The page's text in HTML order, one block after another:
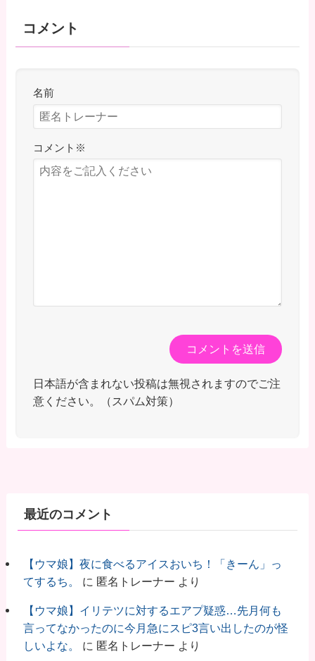
コメント
名前
コメント ※
日本語が含まれない投稿は無視されますのでご注
意ください。（スパム対策）
最近のコメント
【ウマ娘】夜に食べるアイスおいち！「きーん」っ
てするち。
に 匿名トレーナー より
【ウマ娘】イリテツに対するエアプ疑惑…先月何も
言ってなかったのに今月急にスピ3言い出したのが怪
しいよな。
に 匿名トレーナー より